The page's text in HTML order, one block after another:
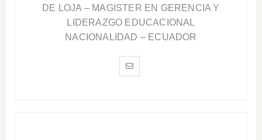
DE LOJA – MAGISTER EN GERENCIA Y
LIDERAZGO EDUCACIONAL
NACIONALIDAD – ECUADOR